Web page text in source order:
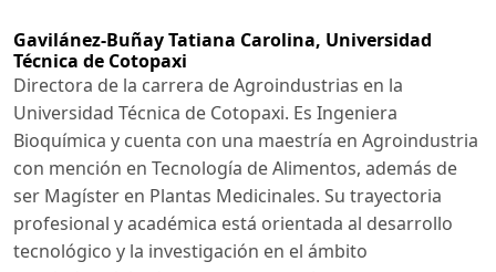
Gavilánez-Buñay Tatiana Carolina, Universidad
Técnica de Cotopaxi
Directora de la carrera de Agroindustrias en la
Universidad Técnica de Cotopaxi. Es Ingeniera
Bioquímica y cuenta con una maestría en Agroindustria
con mención en Tecnología de Alimentos, además de
ser Magíster en Plantas Medicinales. Su trayectoria
profesional y académica está orientada al desarrollo
tecnológico y la investigación en el ámbito